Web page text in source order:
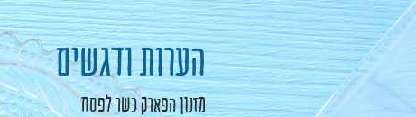
הערות ודגשים
מזנון הפארק כשר לפסח